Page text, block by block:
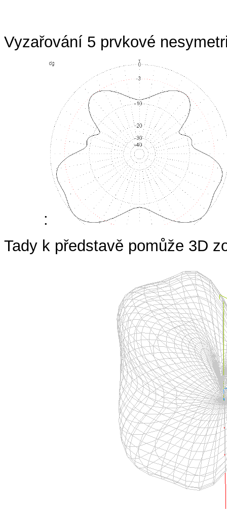
Vyzařování 5 prvkové
:
Tady k představě pomůže 3D